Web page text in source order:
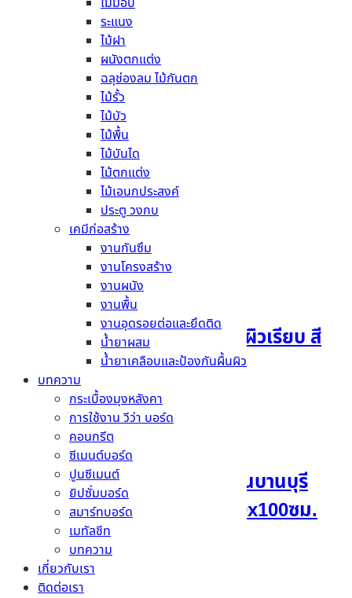
ระแนง
ไม้ฝา
ผนังตกแต่ง
ฉลุช่องลม ไม้กันตก
ไม้รั้ว
ไม้บัว
ไม้พื้น
ไม้บันได
ไม้ตกแต่ง
ไม้เอนกประสงค์
ประตู วงกบ
เคมีก่อสร้าง
งานกันซึม
งานโครงสร้าง
งานผนัง
งานพื้น
งานอุดรอยต่อและยึดติด
น้ำยาผสม
น้ำยาเคลือบและป้องกันผื้นผิว
บทความ
กระเบื้องมุงหลังคา
การใช้งาน วีว่า บอร์ด
คอนกรีต
ซีเมนต์บอร์ด
ปูนซีเมนต์
ยิปซั่มบอร์ด
สมาร์ทบอร์ด
เมทัลชีท
บทความ
เกี่ยวกับเรา
ติดต่อเรา
ทนทุกสภาวะอากาศ
ทนน้ำทนชื้น
ไม่เปราะแตกง่าย
ปลวกไม่กิน
เรียบได้ระนาบ
ใช้สำหรับภายนอก
ติดตั้งง่าย
ไม่หดตัว ไม่โก่ง ไม่บิดงอ
เป็นมิตรกับสิ่งแวดล้อม
ทนการกัดกร่อน
ขนาดมาตรฐาน
สินค้าที่เกี่ยวข้อง
ฉลุช่องลมเฌอร่า รุ่นหัวใจ ผิวเรียบ สี
ธรรมชาติ 0.8x45x90ซม
อ่านเพิ่ม
ไม้เชิงชายน้ำย้อยเฌอร่า รุ่นบานบุรี
ลายสัก สีธรรมชาติ 0.8x20x100ซม.
อ่านเพิ่ม